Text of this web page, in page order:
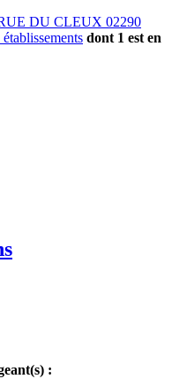
DU CLEUX 02290
établissements dont 1 est en
: